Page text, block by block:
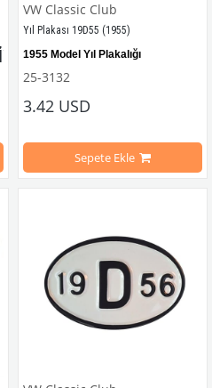
8)
Modelleri İle Uyumludur.
İle Uyumludur.
VW Classic Club
Yıl Plakası 19D55 (1955)
1955 Model Yıl Plakalığı
25-3132
25-3132
3.42 USD
Sepete Ekle